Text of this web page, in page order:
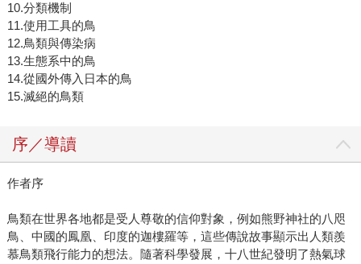
10.分類機制
11.使用工具的鳥
12.鳥類與傳染病
13.生態系中的鳥
14.從國外傳入日本的鳥
15.滅絕的鳥類
序／導讀
作者序
鳥類在世界各地都是受人尊敬的信仰對象，例如熊野神社的八咫
鳥、中國的鳳凰、印度的迦樓羅等，這些傳說故事顯示出人類羨
慕鳥類飛行能力的想法。隨著科學發展，十八世紀發明了熱氣球